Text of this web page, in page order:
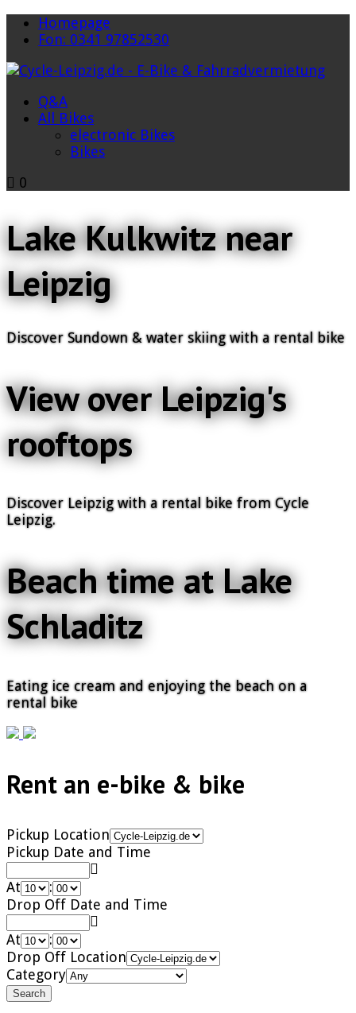
Homepage
Fon: 0341 97852530
Q&A
All Bikes
electronic Bikes
Bikes
0
Lake Kulkwitz near
Leipzig
Discover Sundown & water skiing with a rental bike
View over Leipzig's
rooftops
Discover Leipzig with a rental bike from Cycle
Leipzig.
Beach time at Lake
Schladitz
Eating ice cream and enjoying the beach on a
rental bike
Previous
Next
Rent an e-bike & bike
Pickup Location
Pickup Date and Time
At
:
Drop Off Date and Time
At
:
Drop Off Location
Category
Search